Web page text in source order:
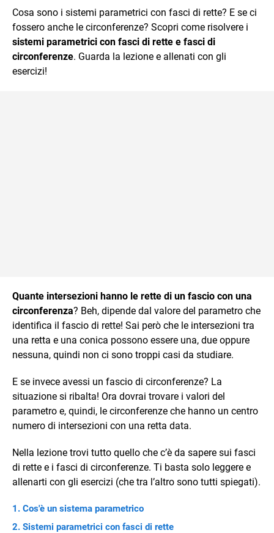
commercialisti sono stato chiamato per una supplenza
covid nella classe di insegnamento A47. Ho poi
conseguito l'abilitazione a Trieste nel sostegno e sono
entrato di ruolo nel 2023
Cosa sono i sistemi parametrici con fasci di rette? E se ci
fossero anche le circonferenze? Scopri come risolvere i
sistemi parametrici con fasci di rette e fasci di
circonferenze. Guarda la lezione e allenati con gli
esercizi!
Quante intersezioni hanno le rette di un fascio con una
circonferenza? Beh, dipende dal valore del parametro che
identifica il fascio di rette! Sai però che le intersezioni tra
una retta e una conica possono essere una, due oppure
nessuna, quindi non ci sono troppi casi da studiare.
E se invece avessi un fascio di circonferenze? La
situazione si ribalta! Ora dovrai trovare i valori del
parametro e, quindi, le circonferenze che hanno un centro
numero di intersezioni con una retta data.
Nella lezione trovi tutto quello che c’è da sapere sui fasci
di rette e i fasci di circonferenze. Ti basta solo leggere e
allenarti con gli esercizi (che tra l’altro sono tutti spiegati).
Cos'è un sistema parametrico
Sistemi parametrici con fasci di rette